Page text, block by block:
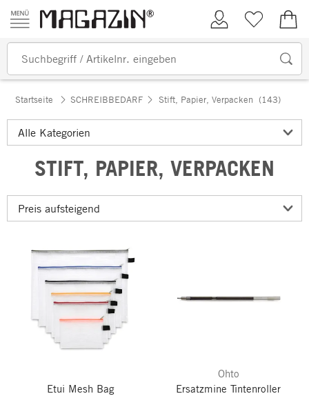
Zum Inhalt springen
Kundenkonto
Merkliste
Startseite SCHREIBBEDARF Stift, Papier, Verpacken (143)
STIFT, PAPIER, VERPACKEN
Etui Mesh Bag
Ohto
Ersatzmine Tintenroller